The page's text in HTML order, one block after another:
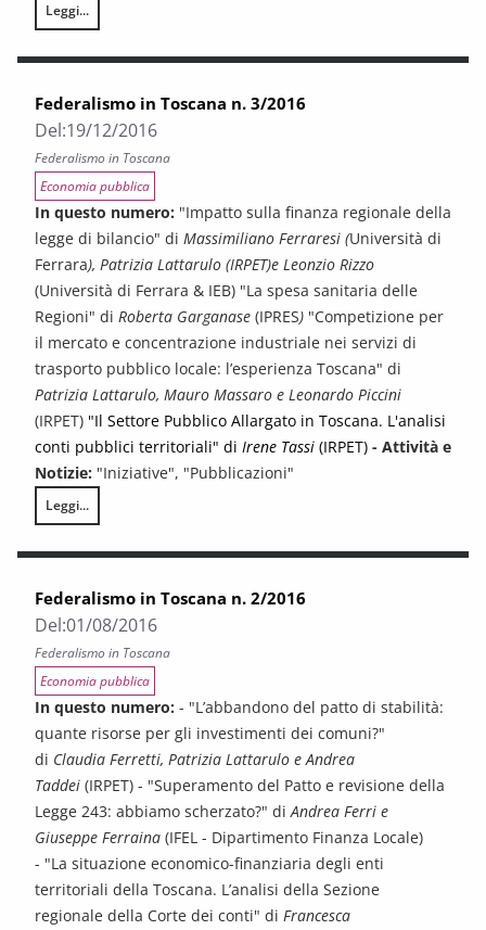
Leggi...
Federalismo in Toscana n. 1/2017
Federalismo in Toscana n. 3/2016
Del:19/12/2016
Federalismo in Toscana
Economia pubblica
In questo numero: "Impatto sulla finanza regionale della
legge di bilancio" di Massimiliano Ferraresi (Università di
Ferrara), Patrizia Lattarulo (IRPET)e Leonzio Rizzo
(Università di Ferrara & IEB) "La spesa sanitaria delle
Regioni" di Roberta Garganase (IPRES) "Competizione per
il mercato e concentrazione industriale nei servizi di
trasporto pubblico locale: l’esperienza Toscana" di
Patrizia Lattarulo, Mauro Massaro e Leonardo Piccini
(IRPET) "Il Settore Pubblico Allargato in Toscana. L'analisi
conti pubblici territoriali" di Irene Tassi (IRPET) - Attività e
Notizie: "Iniziative", "Pubblicazioni"
Leggi...
Federalismo in Toscana n. 3/2016
Federalismo in Toscana n. 2/2016
Del:01/08/2016
Federalismo in Toscana
Economia pubblica
In questo numero: - "L’abbandono del patto di stabilità:
quante risorse per gli investimenti dei comuni?"
di Claudia Ferretti, Patrizia Lattarulo e Andrea
Taddei (IRPET) - "Superamento del Patto e revisione della
Legge 243: abbiamo scherzato?" di Andrea Ferri e
Giuseppe Ferraina (IFEL - Dipartimento Finanza Locale)
- "La situazione economico-finanziaria degli enti
territoriali della Toscana. L’analisi della Sezione
regionale della Corte dei conti" di Francesca